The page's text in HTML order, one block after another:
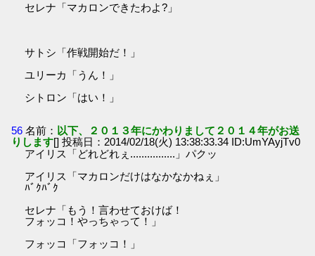
セレナ「マカロンできたわよ?」
サトシ「作戦開始だ！」
ユリーカ「うん！」
シトロン「はい！」
56 名前： 以下、２０１３年にかわりまして２０１４年がお送
りします[] 投稿日：2014/02/18(火) 13:38:33.34 ID:UmYAyjTv0
アイリス「どれどれぇ................」パクッ
アイリス「マカロンだけはなかなかねぇ」
ﾊﾞｸﾊﾞｸ
セレナ「もう！言わせておけば！
フォッコ！やっちゃって！」
フォッコ「フォッコ！」